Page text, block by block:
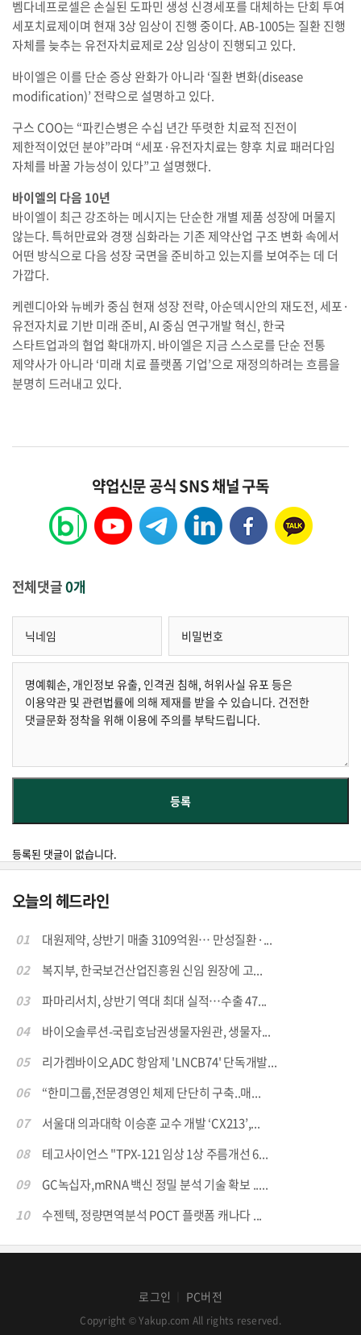
벰다네프로셀은 손실된 도파민 생성 신경세포를 대체하는 단회 투여
세포치료제이며 현재 3상 임상이 진행 중이다. AB-1005는 질환 진행
자체를 늦추는 유전자치료제로 2상 임상이 진행되고 있다.
바이엘은 이를 단순 증상 완화가 아니라 ‘질환 변화(disease
modification)’ 전략으로 설명하고 있다.
구스 COO는 “파킨슨병은 수십 년간 뚜렷한 치료적 진전이
제한적이었던 분야”라며 “세포·유전자치료는 향후 치료 패러다임
자체를 바꿀 가능성이 있다”고 설명했다.
바이엘의 다음 10년
바이엘이 최근 강조하는 메시지는 단순한 개별 제품 성장에 머물지
않는다. 특허만료와 경쟁 심화라는 기존 제약산업 구조 변화 속에서
어떤 방식으로 다음 성장 국면을 준비하고 있는지를 보여주는 데 더
가깝다.
케렌디아와 뉴베카 중심 현재 성장 전략, 아순덱시안의 재도전, 세포·
유전자치료 기반 미래 준비, AI 중심 연구개발 혁신, 한국
스타트업과의 협업 확대까지. 바이엘은 지금 스스로를 단순 전통
제약사가 아니라 ‘미래 치료 플랫폼 기업’으로 재정의하려는 흐름을
분명히 드러내고 있다.
약업신문 공식 SNS 채널 구독
전체댓글0개
등록된 댓글이 없습니다.
오늘의 헤드라인
01
대원제약, 상반기 매출 3109억원… 만성질환·...
02
복지부, 한국보건산업진흥원 신임 원장에 고...
03
파마리서치, 상반기 역대 최대 실적…수출 47...
04
바이오솔루션-국립호남권생물자원관, 생물자...
05
리가켐바이오,ADC 항암제 'LNCB74' 단독개발...
06
“한미그룹,전문경영인 체제 단단히 구축..매...
07
서울대 의과대학 이승훈 교수 개발 ‘CX213’,...
08
테고사이언스 "TPX-121 임상 1상 주름개선 6...
09
GC녹십자,mRNA 백신 정밀 분석 기술 확보 .....
10
수젠텍, 정량면역분석 POCT 플랫폼 캐나다 ...
로그인 PC버전
Copyright © Yakup.com All rights reserved.